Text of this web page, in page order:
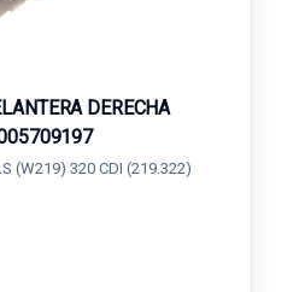
DERECHA
(W219) 320 CDI (219.322)